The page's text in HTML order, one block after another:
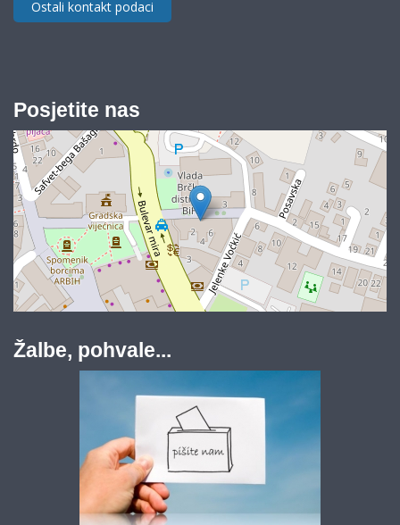
Ostali kontakt podaci
Posjetite nas
Žalbe, pohvale...